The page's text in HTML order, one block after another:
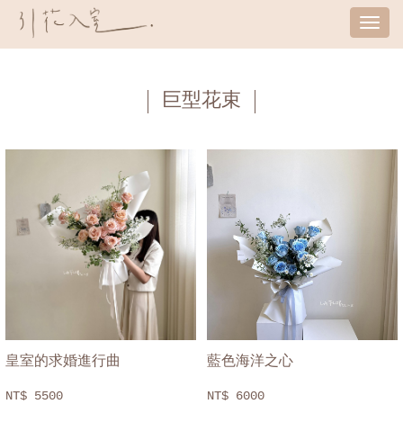
巨型花束
皇室的求婚進行曲
NT$ 5500
藍色海洋之心
NT$ 6000